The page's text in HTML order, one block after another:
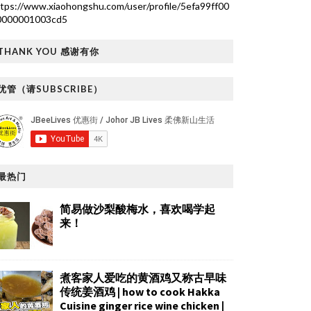
www.xiaohongshu.com/user/profile/5efa99ff00
YOU 感谢有你
管（请SUBSCRIBE）
热门
简易做沙梨酸梅水，喜欢喝学起
来！
煮客家人爱吃的黄酒鸡又称古早味
传统姜酒鸡 | how to cook Hakka
Cuisine ginger rice wine chicken |